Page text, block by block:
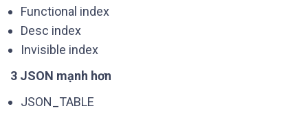
Functional index
Desc index
Invisible index
3 JSON mạnh hơn
JSON_TABLE